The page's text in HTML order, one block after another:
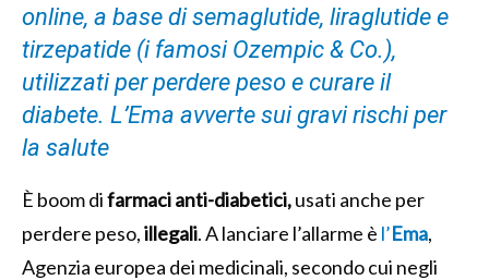
online, a base di semaglutide, liraglutide e
tirzepatide (i famosi Ozempic & Co.),
utilizzati per perdere peso e curare il
diabete. L’Ema avverte sui gravi rischi per
la salute
È boom difarmaci anti-diabetici,usati anche per
perdere peso,illegali. A lanciare l’allarme è l’Ema,
Agenzia europea dei medicinali, secondo cui negli